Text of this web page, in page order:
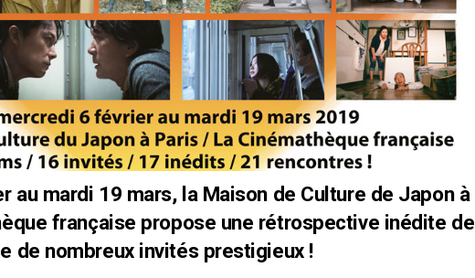
au mardi 19 mars, la Maison de Culture de Japon à
française propose une rétrospective inédite de
de nombreux invités prestigieux !